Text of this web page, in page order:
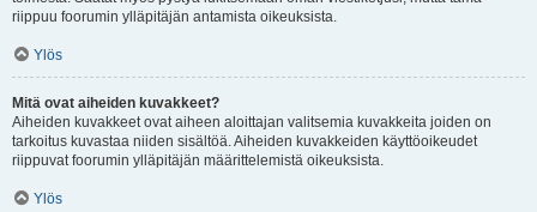
riippuu foorumin ylläpitäjän antamista oikeuksista.
Ylös
Mitä ovat aiheiden kuvakkeet?
Aiheiden kuvakkeet ovat aiheen aloittajan valitsemia kuvakkeita joiden on
tarkoitus kuvastaa niiden sisältöä. Aiheiden kuvakkeiden käyttöoikeudet
riippuvat foorumin ylläpitäjän määrittelemistä oikeuksista.
Ylös